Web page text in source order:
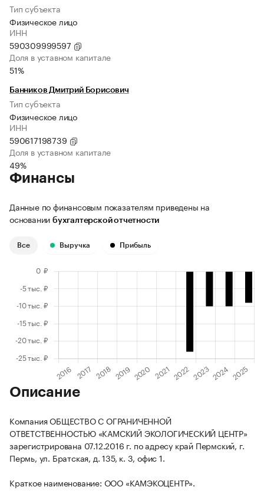
Тип субъекта
Физическое лицо
ИНН
590309999597
Доля в уставном капитале
51%
Банников Дмитрий Борисович
Тип субъекта
Физическое лицо
ИНН
590617198739
Доля в уставном капитале
49%
Финансы
Данные по финансовым показателям приведены на
основании бухгалтерской отчетности
Все Выручка Прибыль
Описание
Компания ОБЩЕСТВО С ОГРАНИЧЕННОЙ
ОТВЕТСТВЕННОСТЬЮ «КАМСКИЙ ЭКОЛОГИЧЕСКИЙ ЦЕНТР»
зарегистрирована 07.12.2016 г. по адресу край Пермский, г.
Пермь, ул. Братская, д. 135, к. 3, офис 1.
Краткое наименование: ООО «КАМЭКОЦЕНТР».